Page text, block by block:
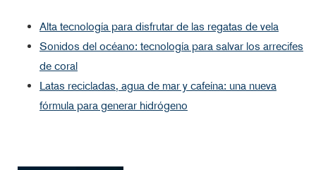
Alta tecnología para disfrutar de las regatas de vela
Sonidos del océano: tecnología para salvar los arrecifes
de coral
Latas recicladas, agua de mar y cafeína: una nueva
fórmula para generar hidrógeno